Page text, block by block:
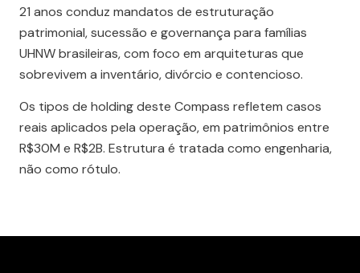
21 anos conduz mandatos de estruturação
patrimonial, sucessão e governança para famílias
UHNW brasileiras, com foco em arquiteturas que
sobrevivem a inventário, divórcio e contencioso.
Os tipos de holding deste Compass refletem casos
reais aplicados pela operação, em patrimônios entre
R$30M e R$2B. Estrutura é tratada como engenharia,
não como rótulo.